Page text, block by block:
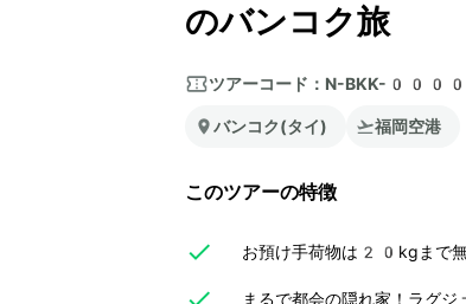
のバンコク旅
ツアーコード： N-BKK-
バンコク(タイ) 福岡空港
このツアーの特徴
お預け手荷物は20kgまで無
まるで都会の隠れ家！ラグジ